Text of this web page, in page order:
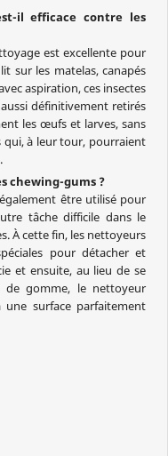
il efficace contre les
est excellente pour
sur les matelas, canapés
aspiration, ces insectes
définitivement retirés
les œufs et larves, sans
qui, à leur tour, pourraient
chewing-gums ?
être utilisé pour
tâche difficile dans le
À cette fin, les nettoyeurs
pour détacher et
et ensuite, au lieu de se
de gomme, le nettoyeur
surface parfaitement